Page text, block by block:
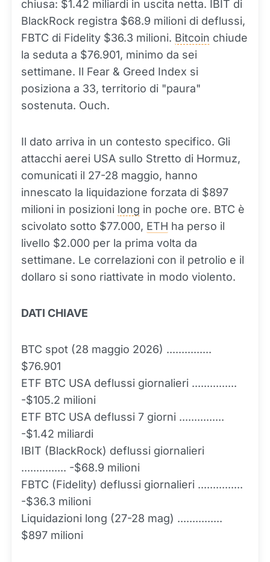
chiusa: $1.42 miliardi in uscita netta. IBIT di
BlackRock registra $68.9 milioni di deflussi,
FBTC di Fidelity $36.3 milioni. Bitcoin chiude
la seduta a $76.901, minimo da sei
settimane. Il Fear & Greed Index si
posiziona a 33, territorio di "paura"
sostenuta. Ouch.
Il dato arriva in un contesto specifico. Gli
attacchi aerei USA sullo Stretto di Hormuz,
comunicati il 27-28 maggio, hanno
innescato la liquidazione forzata di $897
milioni in posizioni long in poche ore. BTC è
scivolato sotto $77.000, ETH ha perso il
livello $2.000 per la prima volta da
settimane. Le correlazioni con il petrolio e il
dollaro si sono riattivate in modo violento.
DATI CHIAVE
BTC spot (28 maggio 2026) ...............
$76.901
ETF BTC USA deflussi giornalieri ...............
-$105.2 milioni
ETF BTC USA deflussi 7 giorni ...............
-$1.42 miliardi
IBIT (BlackRock) deflussi giornalieri
............... -$68.9 milioni
FBTC (Fidelity) deflussi giornalieri ...............
-$36.3 milioni
Liquidazioni long (27-28 mag) ...............
$897 milioni